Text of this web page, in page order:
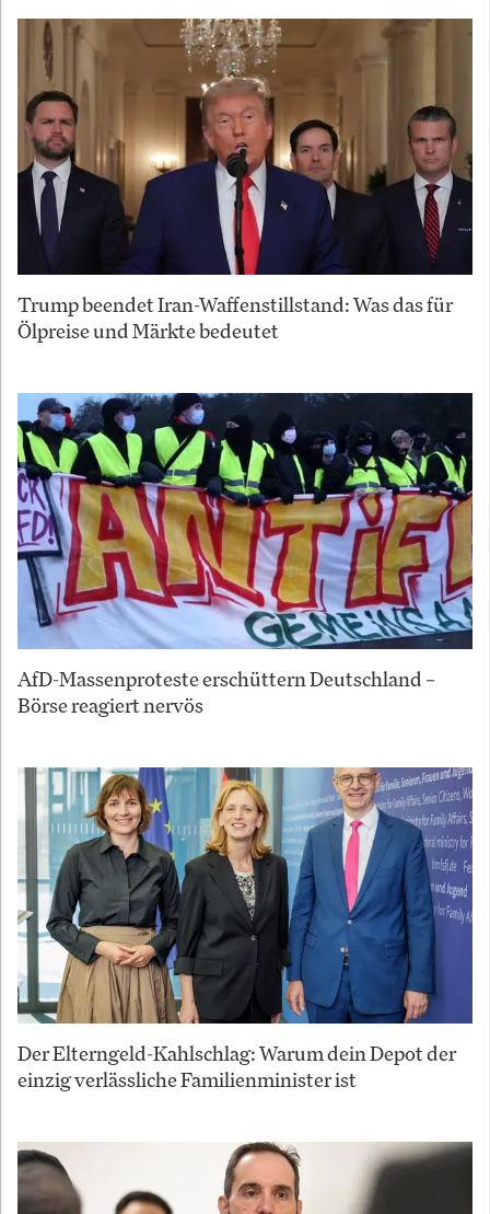
Trump beendet Iran-Waffenstillstand: Was das für
Ölpreise und Märkte bedeutet
AfD-Massenproteste erschüttern Deutschland –
Börse reagiert nervös
Der Elterngeld-Kahlschlag: Warum dein Depot der
einzig verlässliche Familienminister ist